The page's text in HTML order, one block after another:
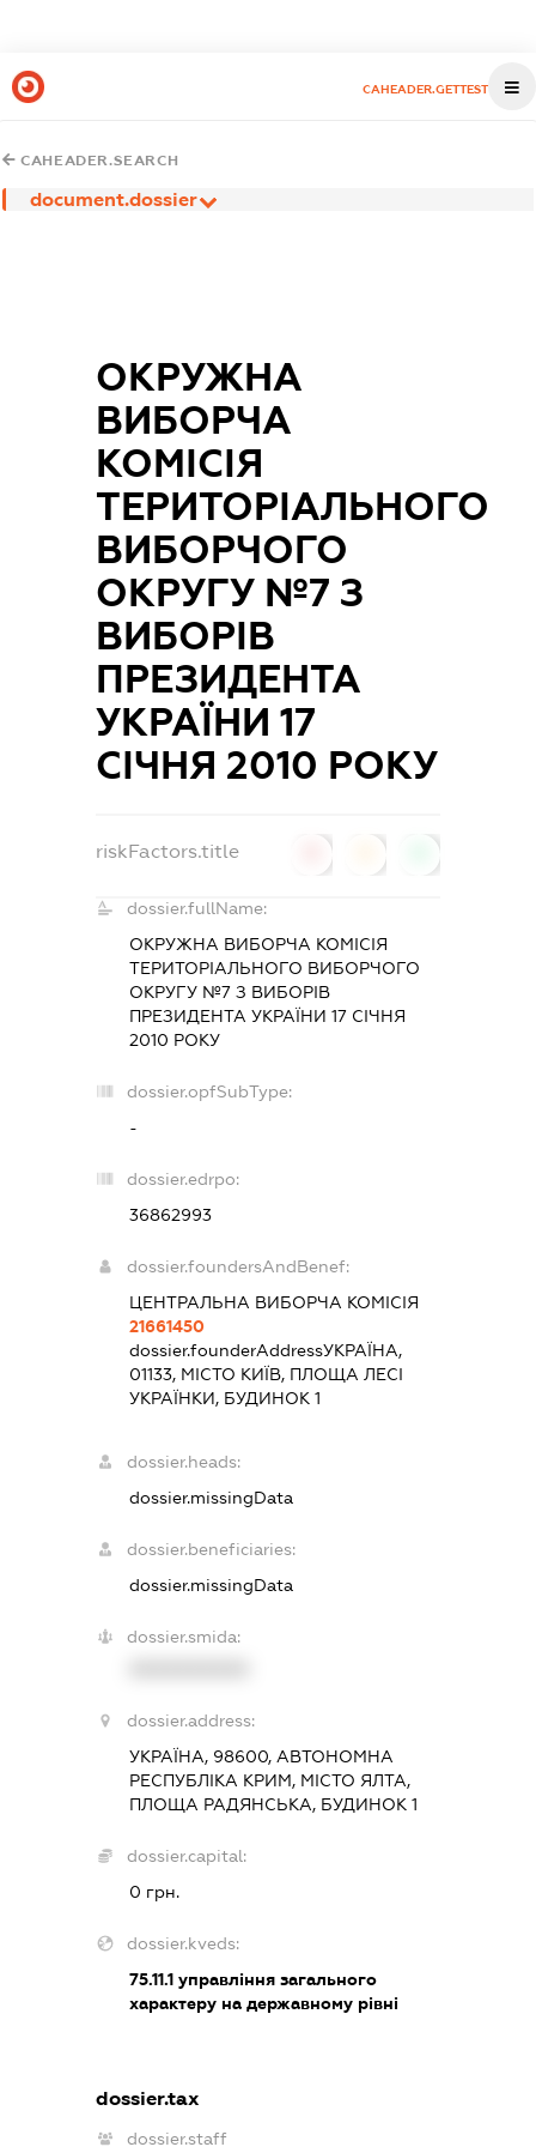
CAHEADER.GETTEST
CAHEADER.SEARCH
document.dossier
ОКРУЖНА
ВИБОРЧА
КОМІСІЯ
ТЕРИТОРІАЛЬНОГО
ВИБОРЧОГО
ОКРУГУ №7 З
ВИБОРІВ
ПРЕЗИДЕНТА
УКРАЇНИ 17
СІЧНЯ 2010 РОКУ
riskFactors.title
dossier.fullName:
ОКРУЖНА ВИБОРЧА КОМІСІЯ
ТЕРИТОРІАЛЬНОГО ВИБОРЧОГО
ОКРУГУ №7 З ВИБОРІВ
ПРЕЗИДЕНТА УКРАЇНИ 17 СІЧНЯ
2010 РОКУ
dossier.opfSubType:
-
dossier.edrpo:
36862993
dossier.foundersAndBenef:
ЦЕНТРАЛЬНА ВИБОРЧА КОМІСІЯ
21661450
dossier.founderAddressУКРАЇНА,
01133, МІСТО КИЇВ, ПЛОЩА ЛЕСІ
УКРАЇНКИ, БУДИНОК 1
dossier.heads:
dossier.missingData
dossier.beneficiaries:
dossier.missingData
dossier.smida:
dossier.address:
УКРАЇНА, 98600, АВТОНОМНА
РЕСПУБЛІКА КРИМ, МІСТО ЯЛТА,
ПЛОЩА РАДЯНСЬКА, БУДИНОК 1
dossier.capital:
0 грн.
dossier.kveds:
75.11.1 управління загального
характеру на державному рівні
dossier.tax
dossier.staff